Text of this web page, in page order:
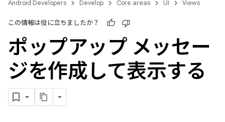
Android Developers Develop Core areas UI Views
この情報は役に立ちましたか？
ポップアップ メッセー
ジを作成して表示する